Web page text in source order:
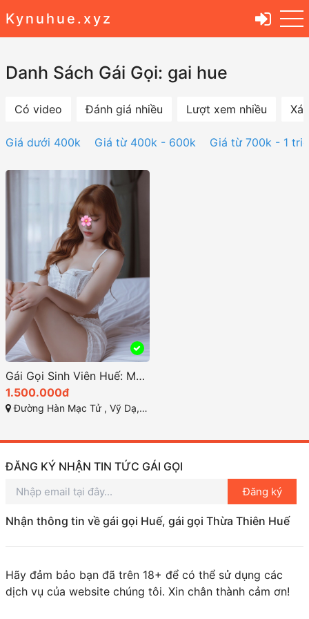
Kynuhue.xyz
Danh Sách Gái Gọi: gai hue
Có video Đánh giá nhiều Lượt xem nhiều
Giá dưới 400k Giá từ 400k - 600k Giá từ 700k - 1
Gái Gọi Sinh Viên Huế: Một Thực Trạng Cần Được Nhìn Nhận
1.500.000đ
Đường Hàn Mạc Tử , Vỹ Dạ, TP Huế
ĐĂNG KÝ NHẬN TIN TỨC GÁI GỌI
Đăng ký
Nhận thông tin về gái gọi Huế, gái gọi Thừa Thiên Huế
Hãy đảm bảo bạn đã trên 18+ để có thể sử dụng các
dịch vụ của website chúng tôi. Xin chân thành cảm ơn!